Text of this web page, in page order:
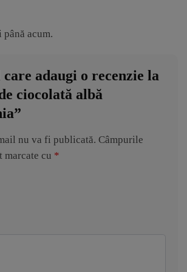
acum.
adaugi o recenzie la
ciocolată albă
nu va fi publicată. Câmpurile
cu *